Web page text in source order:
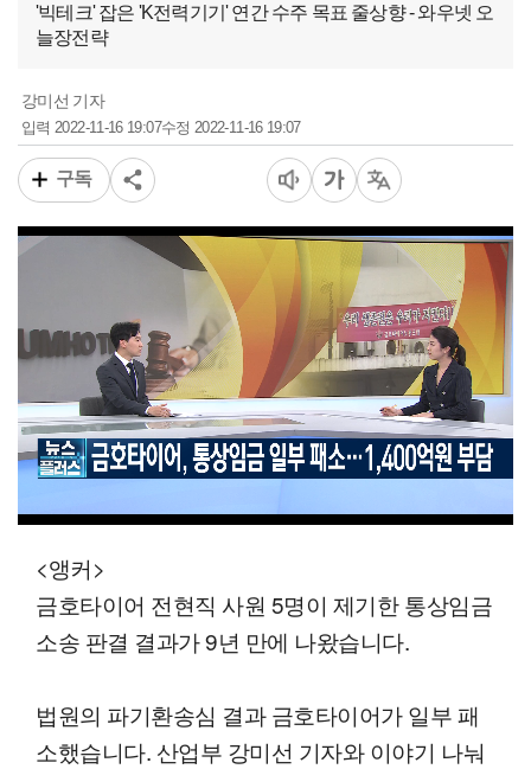
'빅테크' 잡은 'K전력기기' 연간 수주 목표 줄상향 - 와우넷 오
늘장전략
강미선 기자
입력 2022-11-16 19:07수정 2022-11-16 19:07
구독
<앵커>
금호타이어 전현직 사원 5명이 제기한 통상임금
소송 판결 결과가 9년 만에 나왔습니다.
법원의 파기환송심 결과 금호타이어가 일부 패
소했습니다. 산업부 강미선 기자와 이야기 나눠